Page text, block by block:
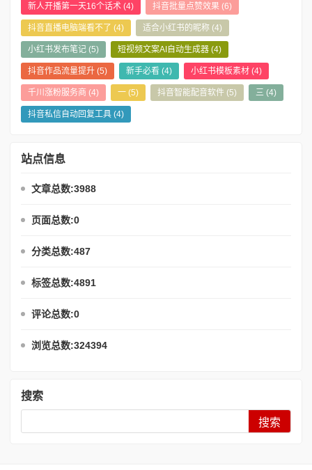
新人开播第一天16个话术 (4) 抖音批量点赞效果 (6)
抖音直播电脑端看不了 (4) 适合小红书的昵称 (4)
小红书发布笔记 (5) 短视频文案AI自动生成器 (4)
抖音作品流量提升 (5) 新手必看 (4) 小红书模板素材 (4)
千川涨粉服务商 (4) 一 (5) 抖音智能配音软件 (5) 三 (4)
抖音私信自动回复工具 (4)
站点信息
文章总数:3988
页面总数:0
分类总数:487
标签总数:4891
评论总数:0
浏览总数:324394
搜索